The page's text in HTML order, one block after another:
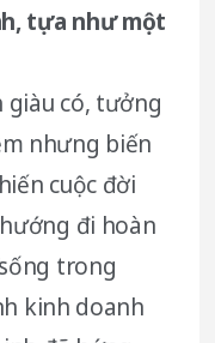
tựa như một
có, tưởng
nhưng biến
cuộc đời
đi hoàn
trong
kinh doanh